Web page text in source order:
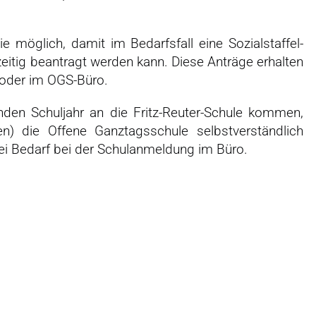
möglich, damit im Bedarfsfall eine Sozialstaffel-
beantragt werden kann. Diese Anträge erhalten
im OGS-Büro.
Schuljahr an die Fritz-Reuter-Schule kommen,
die Offene Ganztagsschule selbstverständlich
Bedarf bei der Schulanmeldung im Büro.